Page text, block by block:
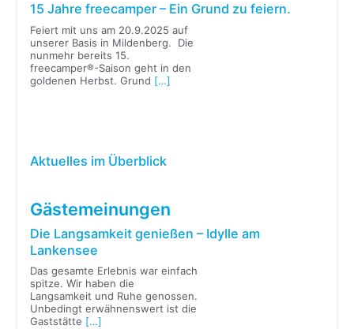
15 Jahre freecamper – Ein Grund zu feiern.
Feiert mit uns am 20.9.2025 auf
unserer Basis in Mildenberg. Die
nunmehr bereits 15.
freecamper®-Saison geht in den
goldenen Herbst. Grund […]
Aktuelles im Überblick
Gästemeinungen
Die Langsamkeit genießen – Idylle am
Lankensee
Das gesamte Erlebnis war einfach
spitze. Wir haben die
Langsamkeit und Ruhe genossen.
Unbedingt erwähnenswert ist die
Gaststätte […]